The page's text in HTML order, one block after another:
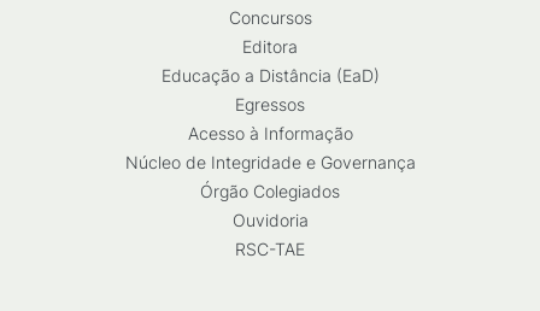
Concursos
Editora
Educação a Distância (EaD)
Egressos
Acesso à Informação
Núcleo de Integridade e Governança
Órgão Colegiados
Ouvidoria
RSC-TAE